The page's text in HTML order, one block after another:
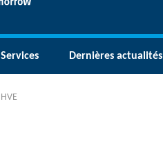
Services Dernières actualités
HVE